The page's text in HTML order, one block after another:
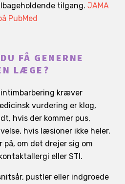
tilgang. JAMA
PubMed
FÅ GENERNE
LÆGE?
kræver
vurdering er klog,
hvis der kommer pus,
hvis læsioner ikke heler,
på, om det drejer sig om
eller STI.
pustler eller indgroede